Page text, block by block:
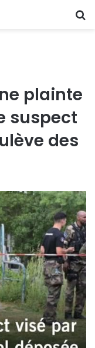
plainte
suspect
des